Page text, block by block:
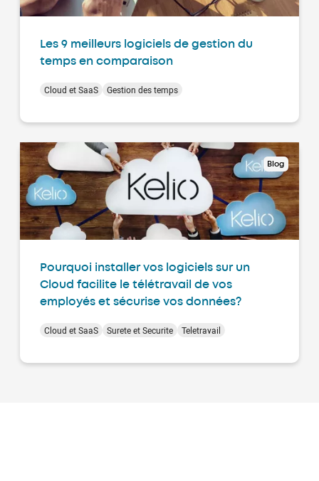
Les 9 meilleurs logiciels de gestion du
temps en comparaison
Cloud et SaaS Gestion des temps
Blog
Pourquoi installer vos logiciels sur un
Cloud facilite le télétravail de vos
employés et sécurise vos données?
Cloud et SaaS Surete et Securite Teletravail